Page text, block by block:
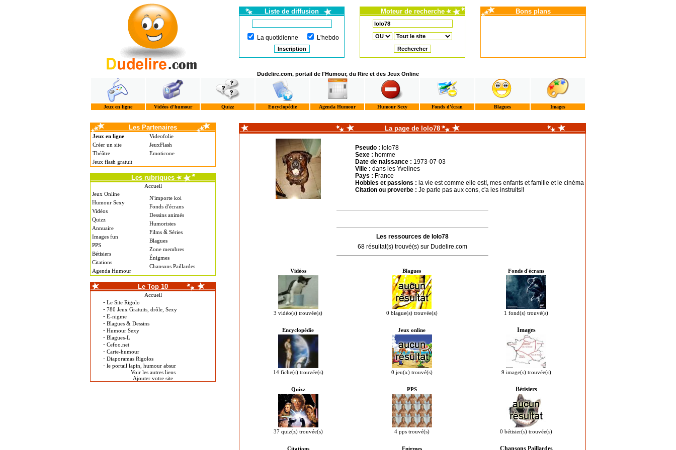
Liste de diffusion
La quotidienne L'hebdo
Moteur de recherche Bons plans
Dudelire.com, portail de l'Humour, du Rire et des Jeux Online
Jeux en ligne Vidéos d'humour Quizz Encyclopédie Agenda Humour Humour Sexy Fonds d'écran Blagues Images
Les Partenaires
Jeux en ligne
Créer un site
Théâtre
Jeux flash gratuit
Videofolie
JeuxFlash
Emoticone
Les rubriques
Accueil
Jeux Online
Humour Sexy
Vidéos
Quizz
Annuaire
Images fun
PPS
Bétisiers
Citations
Agenda Humour
N'importe koi
Fonds d'écrans
Dessins animés
Humoristes
Films & Séries
Blagues
Zone membres
Énigmes
Chansons Paillardes
Le Top 10
Accueil
- Le Site Rigolo
- 780 Jeux Gratuits, drôle, Sexy
- E-nigme
- Blagues & Dessins
- Humour Sexy
- Blagues-L
- Cefoo.net
- Carte-humour
- Diaporamas Rigolos
- le portail lapin, humour absur
Voir les autres liens
Ajouter votre site
La page de lolo78
Pseudo : lolo78
Sexe : homme
Date de naissance : 1973-07-03
Ville : dans les Yvelines
Pays : France
Hobbies et passions : la vie est comme elle est!, mes enfants et famille et le cinéma
Citation ou proverbe : Je parle pas aux cons, c'a les instruits!!
Les ressources de lolo78
68 résultat(s) trouvé(s) sur Dudelire.com
Vidéos Blagues Fonds d'écrans
3 vidéo(s) trouvée(s) 0 blague(s) trouvée(s) 1 fond(s) trouvé(s)
Encyclopédie Jeux online Images
14 fiche(s) trouvée(s) 0 jeu(x) trouvé(s) 9 image(s) trouvée(s)
Quizz PPS Bétisiers
37 quiz(z) trouvée(s) 4 pps trouvé(s) 0 bétisier(s) trouvée(s)
Citations Enigmes Chansons Paillardes